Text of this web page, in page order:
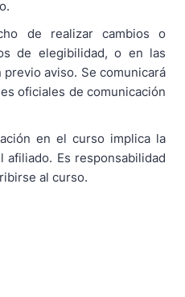
de realizar cambios o
de elegibilidad, o en las
aviso. Se comunicará
oficiales de comunicación
en el curso implica la
Es responsabilidad
al curso.